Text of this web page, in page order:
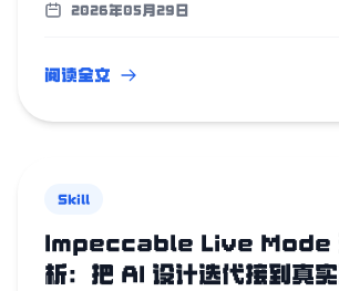
制提示词预算。
2026年05月29日
阅读全文
Skill
Impeccable Live Mode
析：把 AI 设计迭代接到真